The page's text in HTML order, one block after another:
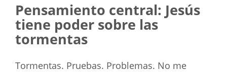
Pensamiento central: Jesús
tiene poder sobre las
tormentas
Tormentas. Pruebas. Problemas. No me